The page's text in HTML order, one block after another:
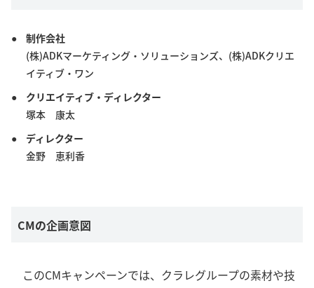
制作会社
(株)ADKマーケティング・ソリューションズ、(株)ADKクリエ
イティブ・ワン
クリエイティブ・ディレクター
塚本 康太
ディレクター
金野 恵利香
CMの企画意図
このCMキャンペーンでは、クラレグループの素材や技